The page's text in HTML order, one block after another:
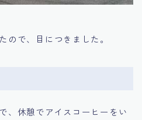
ので、目につきました。
、休憩でアイスコーヒーをい